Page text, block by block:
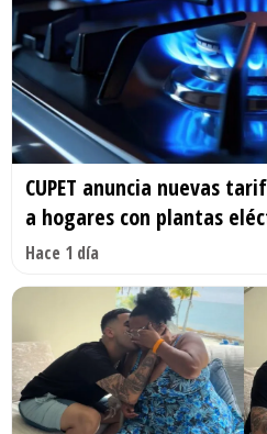
CUPET anuncia nuevas
a hogares con plantas
Hace 1 día